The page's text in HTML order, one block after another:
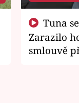
Zarazilo
smlouvě